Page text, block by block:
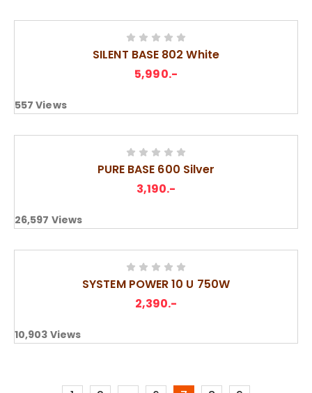
SILENT BASE 802 White
5,990.-
557 Views
PURE BASE 600 Silver
3,190.-
26,597 Views
SYSTEM POWER 10 U 750W
2,390.-
10,903 Views